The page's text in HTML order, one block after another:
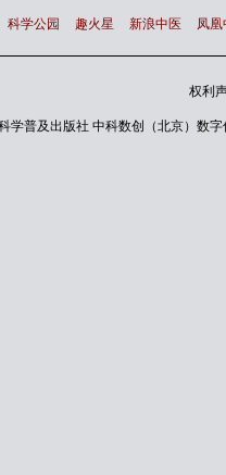
科学公园 趣火星 新浪中医 凤凰
权利
学普及出版社 中科数创（北京）数